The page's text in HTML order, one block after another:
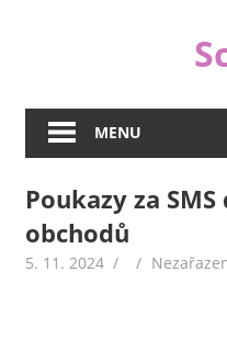
když
jsou
důležité,
nejsou
v životě
MENU
Poukazy za
obchodů
5. 11. 2024